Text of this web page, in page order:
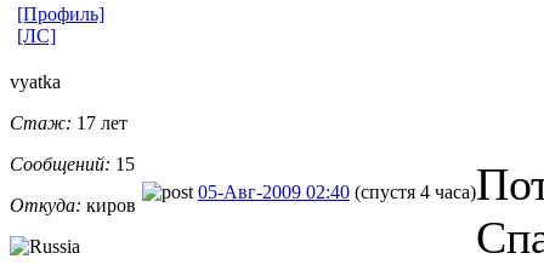
[Профиль]
[ЛС]
vyatka
Стаж: 17 лет
Сообщений: 15
Откуда: киров
05-Авг-2009 02:40 (спустя 4 часа)